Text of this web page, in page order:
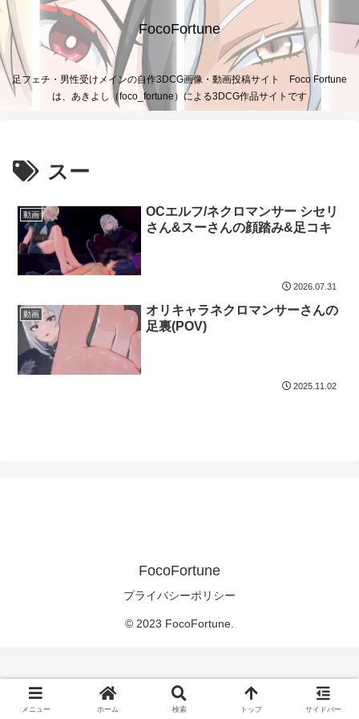
FocoFortune
足フェチ・男性受けメインの自作3DCG画像・動画投稿サイト Foco Fortune
は、あきよし（foco_fortune）による3DCG作品サイトです
スー
動画
OCエルフ/ネクロマンサー シセリ
さん&スーさんの顔踏み&足コキ
2026.07.31
動画
オリキャラネクロマンサーさんの
足裏(POV)
2025.11.02
FocoFortune
プライバシーポリシー
© 2023 FocoFortune.
メニュー ホーム 検索 トップ サイドバー